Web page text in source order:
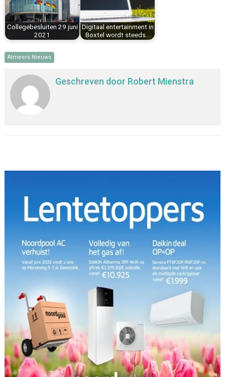
Collegebesluiten 29 juni
2021
Digitaal entertainment in
Boxtel wordt steeds…
Almeers Nieuws
Geschreven door Robert Mienstra